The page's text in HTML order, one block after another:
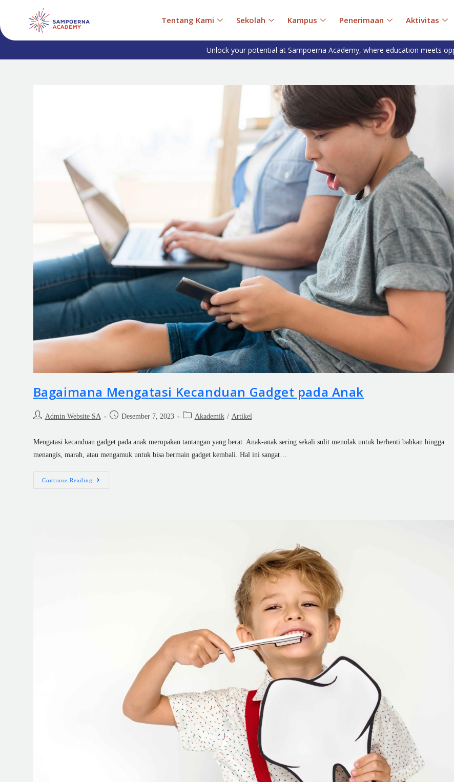
Tentang Kami Sekolah Kampus Penerimaan Aktivitas
Unlock your potential at Sampoerna Academy, where education meets
Bagaimana Mengatasi Kecanduan Gadget pada Anak
Admin Website SA Desember 7, 2023 Akademik / Artikel
Mengatasi kecanduan gadget pada anak merupakan tantangan yang berat. Anak-anak sering sekali sulit menolak untuk berhenti bahkan hingga
menangis, marah, atau mengamuk untuk bisa bermain gadget kembali. Hal ini sangat…
Continue Reading